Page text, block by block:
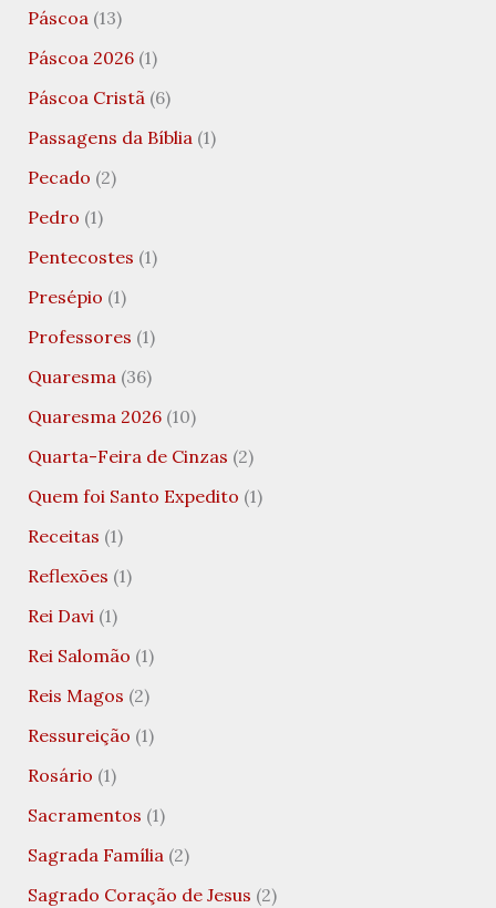
Páscoa(13)
Páscoa 2026(1)
Páscoa Cristã(6)
Passagens da Bíblia(1)
Pecado (2)
Pedro (1)
Pentecostes (1)
Presépio (1)
Professores (1)
Quaresma(36)
Quaresma 2026(10)
Quarta-Feira de Cinzas (2)
Quem foi Santo Expedito (1)
Receitas (1)
Reflexões (1)
Rei Davi(1)
Rei Salomão (1)
Reis Magos (2)
Ressureição (1)
Rosário (1)
Sacramentos (1)
Sagrada Família(2)
Sagrado Coração de Jesus (2)